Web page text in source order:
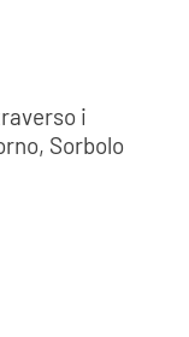
i
Sorbolo